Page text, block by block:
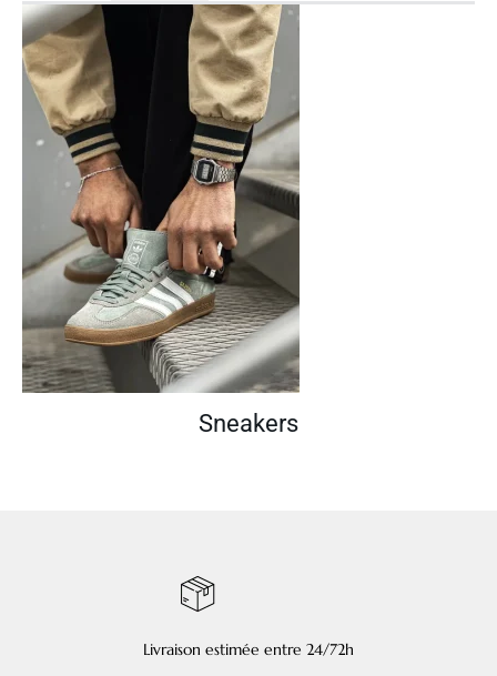
Sneakers
Livraison estimée entre 24/72h